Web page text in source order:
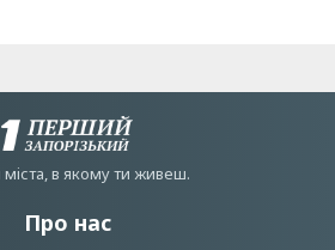
в якому ти живеш.
Про нас